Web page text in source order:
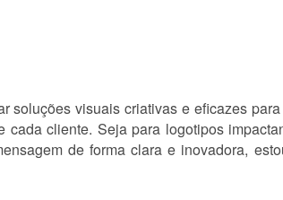
visuais criativas e eficazes
cliente. Seja para logotipos
de forma clara e inovadora,